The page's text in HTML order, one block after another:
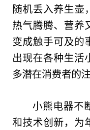
随机丢入养生壶，
热气腾腾、营养
变成触手可及的
出现在各种生活
多潜在消费者的注
小熊电器不
和技术创新，为